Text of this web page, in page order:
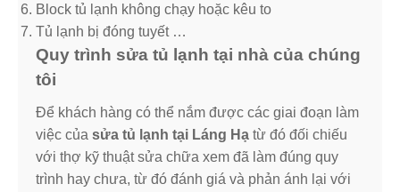
Block tủ lạnh không chạy hoặc kêu to
Tủ lạnh bị đóng tuyết …
Quy trình sửa tủ lạnh tại nhà của chúng
tôi
Để khách hàng có thể nắm được các giai đoạn làm
việc của sửa tủ lạnh tại Láng Hạ từ đó đối chiếu
với thợ kỹ thuật sửa chữa xem đã làm đúng quy
trình hay chưa, từ đó đánh giá và phản ánh lại với